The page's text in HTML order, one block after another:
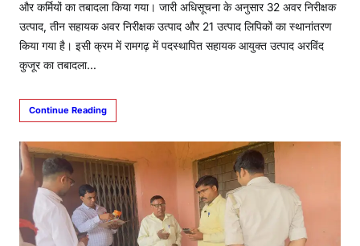
और कर्मियों का तबादला किया गया। जारी अधिसूचना के अनुसार 32 अवर निरीक्षक
उत्पाद, तीन सहायक अवर निरीक्षक उत्पाद और 21 उत्पाद लिपिकों का स्थानांतरण
किया गया है। इसी क्रम में रामगढ़ में पदस्थापित सहायक आयुक्त उत्पाद अरविंद
कुजूर का तबादला…
Continue Reading